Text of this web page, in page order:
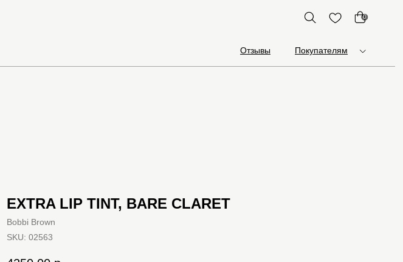
Отзывы Покупателям
0
EXTRA LIP TINT, BARE CLARET
Bobbi Brown
SKU: 02563